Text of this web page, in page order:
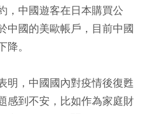
，中國遊客在日本購買公
中國的美歐帳戶 ，目前中國
。
明，中國國內對疫情後復甦
感到不安，比如作為家庭財